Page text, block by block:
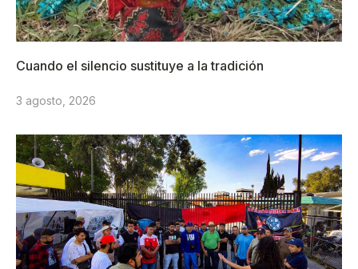
Cuando el silencio sustituye a la tradición
3 agosto, 2026